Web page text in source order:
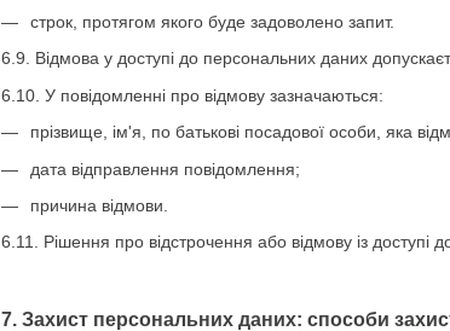
строк, протягом якого буде задоволено запит.
6.9. Відмова у доступі до персональних даних
6.10. У повідомленні про відмову зазначаються:
прізвище, ім'я, по батькові посадової особи, яка
дата відправлення повідомлення;
причина відмови.
6.11. Рішення про відстрочення або відмову із
7. Захист персональних даних: способи